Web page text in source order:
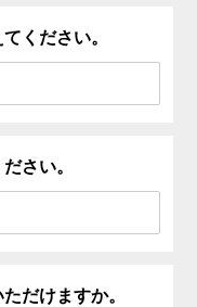
ください。
さい。
だけますか。